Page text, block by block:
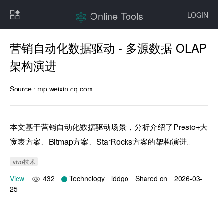
LOGIN
Online Tools
营销自动化数据驱动 - 多源数据 OLAP
架构演进
Source : mp.weixin.qq.com
本文基于营销自动化数据驱动场景，分析介绍了Presto+大
宽表方案、Bitmap方案、StarRocks方案的架构演进。
vivo技术
View 432 Technology lddgo Shared on
2026-03-
25